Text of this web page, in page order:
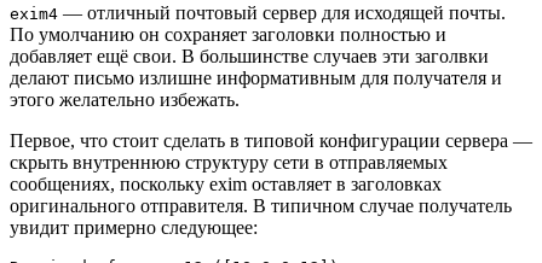
exim4 — отличный почтовый сервер для исходящей почты.
По умолчанию он сохраняет заголовки полностью и
добавляет ещё свои. В большинстве случаев эти заголвки
делают письмо излишне информативным для получателя и
этого желательно избежать.
Первое, что стоит сделать в типовой конфигурации сервера —
скрыть внутреннюю структуру сети в отправляемых
сообщениях, поскольку exim оставляет в заголовках
оригинального отправителя. В типичном случае получатель
увидит примерно следующее: